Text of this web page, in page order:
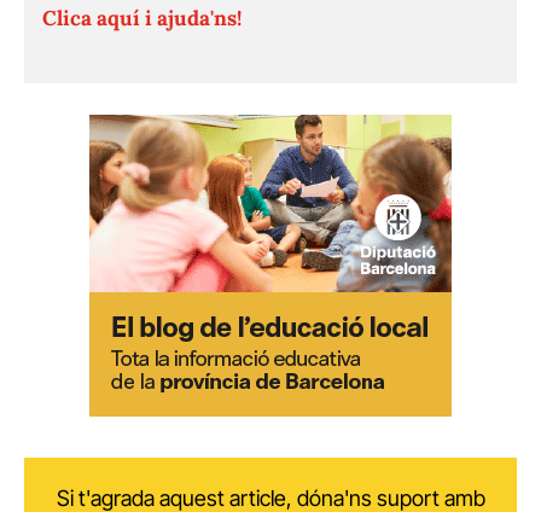
Clica aquí i ajuda'ns!
Si t'agrada aquest article, dóna'ns suport amb